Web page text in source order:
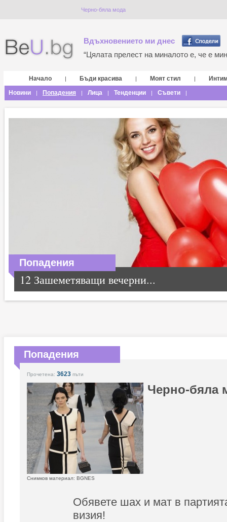
Черно-бяла мода
Вдъхновението ми днес
“Цялата прелест на миналото е, че е
Начало | Бъди красива | Моят стил |
Новини
| Попадения | Лица | Тенденции | Съвети |
Попадения
12 Зашеметяващи вечерни...
Попадения
Прочетена: 3623 пъти
Черно-бяла
Снимков материал: BGNES
Обявете шах и мат в
визия!